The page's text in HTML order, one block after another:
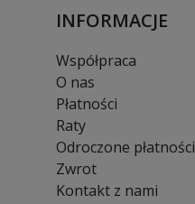
INFORMACJE
Współpraca
O nas
Płatności
Raty
Odroczone płatności
Zwrot
Kontakt z nami